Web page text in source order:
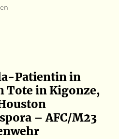
Patientin in
Tote in Kigonze,
– AFC/M23